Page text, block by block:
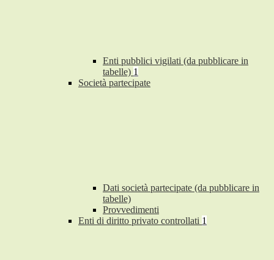
Enti pubblici vigilati (da pubblicare in
tabelle) 1
Società partecipate
Dati società partecipate (da pubblicare in
tabelle)
Provvedimenti
Enti di diritto privato controllati 1